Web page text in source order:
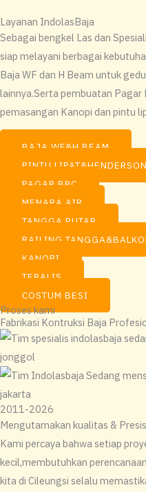
Layanan IndolasBaja
Sebagai bengkel Las dan
siap melayani berbagai
Baja WF dan H Beam untuk
lainnya.Serta pembuatan Pagar
pemasangan Kanopi dan pintu
BAJA WF&H BEAM
PINTU LIPAT&HENDERSON
PAGAR BRC
MENARA AIR
TANGGA PUTAR
RAILING
KANOPI
TERALIS
COSTUM BESI
Proses kami
Fabrikasi Kontruksi Baja
2011-2026
Mengutamakan kualitas &
Kami percaya bahwa setiap
kecil,membutuhkan
kita di Cileungsi selalu